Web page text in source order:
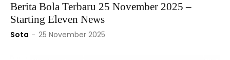
Berita Bola Terbaru 25 November 2025 –
Starting Eleven News
Sota - 25 November 2025